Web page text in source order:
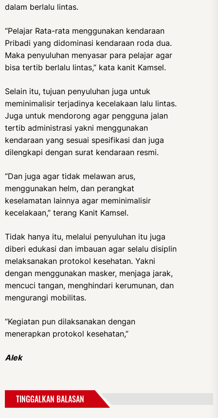
dalam berlalu lintas.
“Pelajar Rata-rata menggunakan kendaraan
Pribadi yang didominasi kendaraan roda dua.
Maka penyuluhan menyasar para pelajar agar
bisa tertib berlalu lintas,” kata kanit Kamsel.
Selain itu, tujuan penyuluhan juga untuk
meminimalisir terjadinya kecelakaan lalu lintas.
Juga untuk mendorong agar pengguna jalan
tertib administrasi yakni menggunakan
kendaraan yang sesuai spesifikasi dan juga
dilengkapi dengan surat kendaraan resmi.
“Dan juga agar tidak melawan arus,
menggunakan helm, dan perangkat
keselamatan lainnya agar meminimalisir
kecelakaan,” terang Kanit Kamsel.
Tidak hanya itu, melalui penyuluhan itu juga
diberi edukasi dan imbauan agar selalu disiplin
melaksanakan protokol kesehatan. Yakni
dengan menggunakan masker, menjaga jarak,
mencuci tangan, menghindari kerumunan, dan
mengurangi mobilitas.
“Kegiatan pun dilaksanakan dengan
menerapkan protokol kesehatan,”
Alek
TINGGALKAN BALASAN